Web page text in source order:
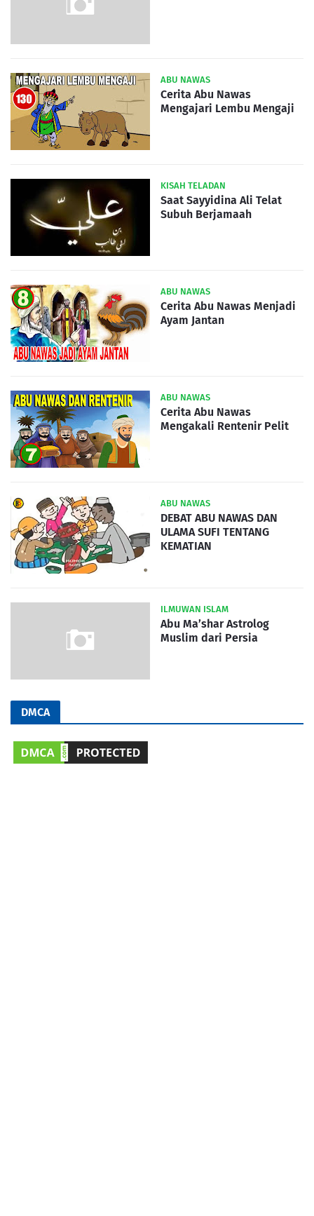
ABU NAWAS
Cerita Abu Nawas
Mengajari Lembu Mengaji
KISAH TELADAN
Saat Sayyidina Ali Telat
Subuh Berjamaah
ABU NAWAS
Cerita Abu Nawas Menjadi
Ayam Jantan
ABU NAWAS
Cerita Abu Nawas
Mengakali Rentenir Pelit
ABU NAWAS
DEBAT ABU NAWAS DAN
ULAMA SUFI TENTANG
KEMATIAN
ILMUWAN ISLAM
Abu Ma’shar Astrolog
Muslim dari Persia
DMCA